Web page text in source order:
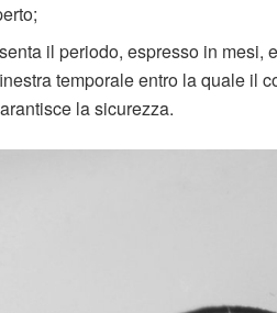
il periodo, espresso in mesi,
temporale entro la quale il
la sicurezza.